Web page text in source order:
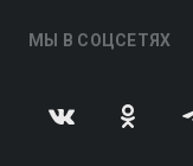
МЫ В СОЦСЕТЯХ